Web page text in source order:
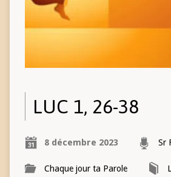
LUC 1, 26-38
8 décembre 2023 Sr
Chaque jour ta Parole